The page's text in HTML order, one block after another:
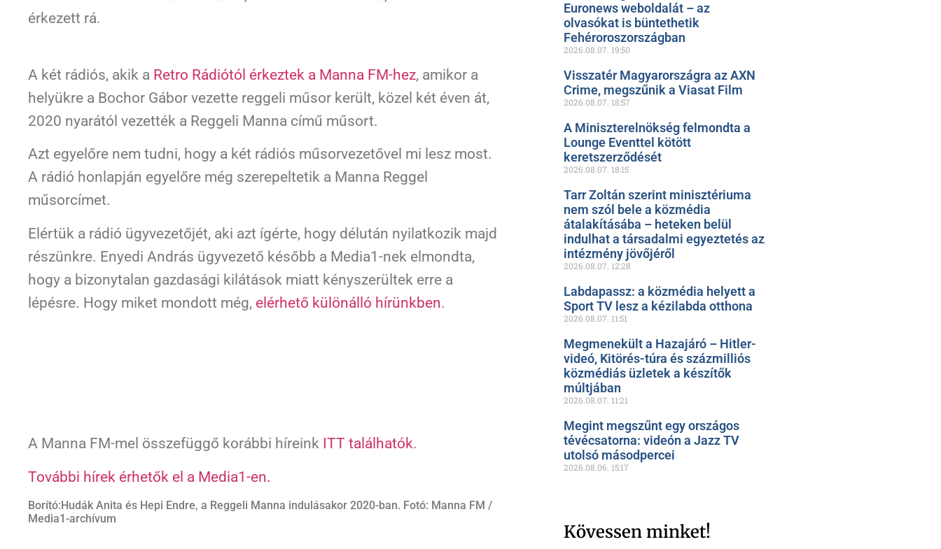
érkezett rá.
A két rádiós, akik a Retro Rádiótól érkeztek a Manna FM-hez, amikor a
helyükre a Bochor Gábor vezette reggeli műsor került, közel két éven át,
2020 nyarától vezették a Reggeli Manna című műsort.
Azt egyelőre nem tudni, hogy a két rádiós műsorvezetővel mi lesz most.
A rádió honlapján egyelőre még szerepeltetik a Manna Reggel
műsorcímet.
Elértük a rádió ügyvezetőjét, aki azt ígérte, hogy délután nyilatkozik majd
részünkre. Enyedi András ügyvezető később a Media1-nek elmondta,
hogy a bizonytalan gazdasági kilátások miatt kényszerültek erre a
lépésre. Hogy miket mondott még, elérhető különálló hírünkben.
A Manna FM-mel összefüggő korábbi híreink ITT találhatók.
További hírek érhetők el a Media1-en.
Borító:Hudák Anita és Hepi Endre, a Reggeli Manna indulásakor 2020-ban. Fotó: Manna FM /
Media1-archívum
Euronews weboldalát – az
olvasókat is büntethetik
Fehéroroszországban
2026.08.07. 19:50
Visszatér Magyarországra az AXN
Crime, megszűnik a Viasat Film
2026.08.07. 18:57
A Miniszterelnökség felmondta a
Lounge Eventtel kötött
keretszerződését
2026.08.07. 18:15
Tarr Zoltán szerint minisztériuma
nem szól bele a közmédia
átalakításába – heteken belül
indulhat a társadalmi egyeztetés az
intézmény jövőjéről
2026.08.07. 12:28
Labdapassz: a közmédia helyett a
Sport TV lesz a kézilabda otthona
2026.08.07. 11:51
Megmenekült a Hazajáró – Hitler-
videó, Kitörés-túra és százmilliós
közmédiás üzletek a készítők
múltjában
2026.08.07. 11:21
Megint megszűnt egy országos
tévécsatorna: videón a Jazz TV
utolsó másodpercei
2026.08.06. 15:17
Kövessen minket!